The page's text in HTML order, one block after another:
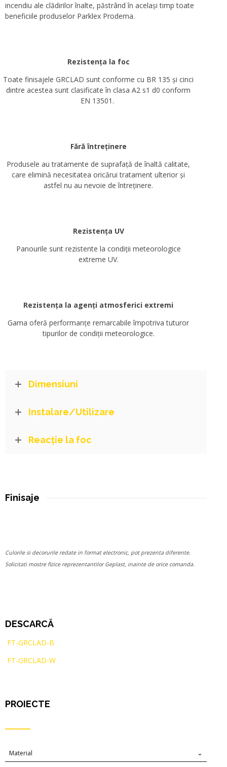
incendiu ale clădirilor înalte, păstrând în același timp toate
beneficiile produselor Parklex Prodema.
Rezistența la foc
Toate finisajele GRCLAD sunt conforme cu BR 135 și cinci
dintre acestea sunt clasificate în clasa A2 s1 d0 conform
EN 13501.
Fără întreținere
Produsele au tratamente de suprafață de înaltă calitate,
care elimină necesitatea oricărui tratament ulterior și
astfel nu au nevoie de întreținere.
Rezistența UV
Panourile sunt rezistente la condiții meteorologice
extreme UV.
Rezistența la agenți atmosferici extremi
Gama oferă performanțe remarcabile împotriva tuturor
tipurilor de condiții meteorologice.
Dimensiuni
Instalare/Utilizare
Reacție la foc
Finisaje
Culorile si decorurile redate in format electronic, pot prezenta diferente.
Solicitati mostre fizice reprezentantilor Geplast, inainte de orice comanda.
DESCARCĂ
FT-GRCLAD-B
FT-GRCLAD-W
PROIECTE
Material